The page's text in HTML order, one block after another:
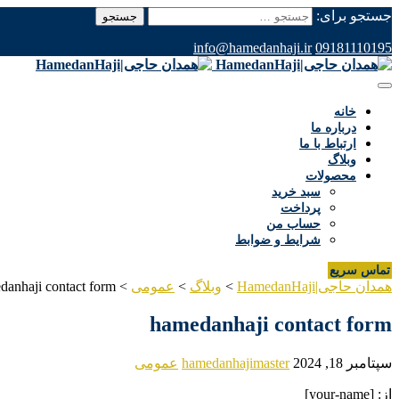
جستجو برای:
09181110195
info@hamedanhaji.ir
خانه
درباره ما
ارتباط با ما
وبلاگ
محصولات
سبد خرید
پرداخت
حساب من
شرایط و ضوابط
تماس سریع
همدان حاجی|HamedanHaji > وبلاگ > عمومی >
contact form
hamedanhaji contact form
سپتامبر 18, 2024 hamedanhajimaster عمومی
از: [your-name]